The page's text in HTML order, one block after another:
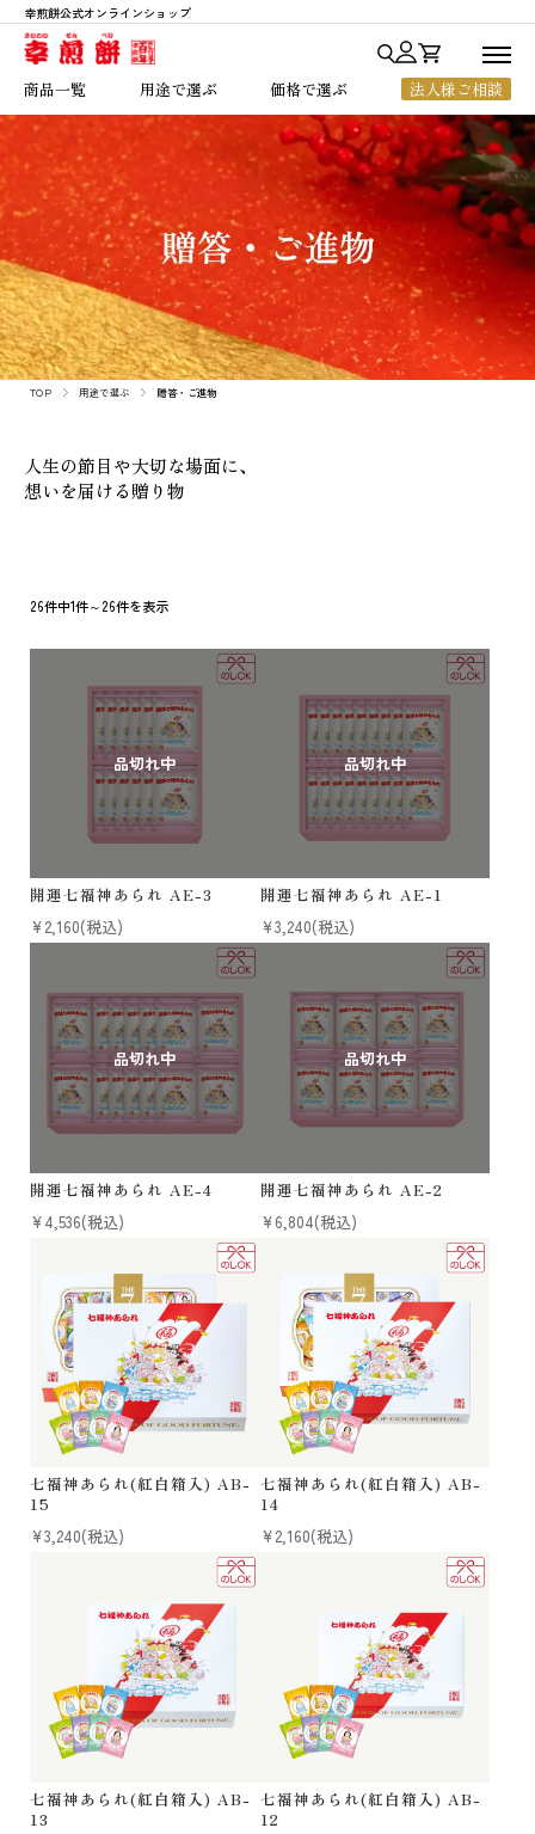
幸煎餅公式オンラインショップ
商品一覧
七福神あられ
七福神シリーズ
銀座七福神
おいしいハート
のれん百年
一枚焼
限定商品
用途で選ぶ
贈答・ご進物
お中元・お歳暮
法人様向けギフト
ちょっとした贈り物
ご自宅用
価格で選ぶ
～1,000円
1,001円～2,000円
2,001円～3,000円
3,001円～5,000円
5,001円以上
法人様ご相談
商品一覧
用途で選ぶ
価格で選ぶ
人気ランキング
幸煎餅のこだわり
ご利用ガイド
よくあるご質問
お客様の声
店舗のご案内
お知らせ
メールマガジン
原材料・アレルギー情報
特定商取引法に基づく表記
個人情報の取扱いについて
TOP 用途で選ぶ 贈答・ご進物
人生の節目や大切な場面に、
想いを届ける贈り物
26件中1件～26件を表示
開運七福神あられ AE-3
¥2,160(税込)
開運七福神あられ AE-1
¥3,240(税込)
開運七福神あられ AE-4
¥4,536(税込)
開運七福神あられ AE-2
¥6,804(税込)
七福神あられ(紅白箱入) AB-
15
¥3,240(税込)
七福神あられ(紅白箱入) AB-
14
¥2,160(税込)
七福神あられ(紅白箱入) AB-
13
七福神あられ(紅白箱入) AB-
12